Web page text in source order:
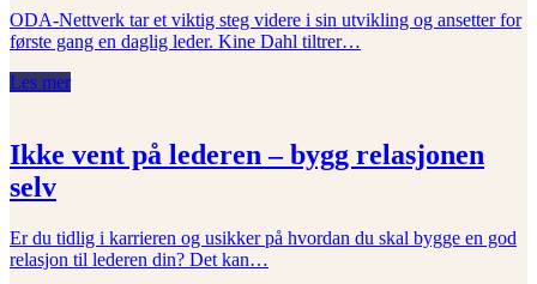
ODA-Nettverk tar et viktig steg videre i sin utvikling og ansetter for
første gang en daglig leder. Kine Dahl tiltrer…
Les mer
Ikke vent på lederen – bygg relasjonen
selv
Er du tidlig i karrieren og usikker på hvordan du skal bygge en god
relasjon til lederen din? Det kan…